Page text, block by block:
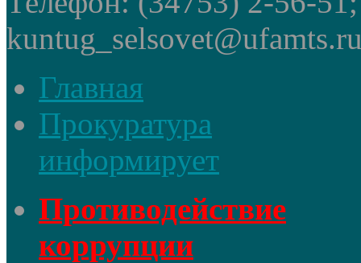
Главная
Прокуратура
информирует
Противодействие
коррупции